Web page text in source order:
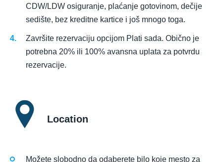
CDW/LDW osiguranje, plaćanje gotovinom, dečije
sedište, bez kreditne kartice i još mnogo toga.
Završite rezervaciju opcijom Plati sada. Obično je
potrebna 20% ili 100% avansna uplata za potvrdu
rezervacije.
Location
Možete slobodno da odaberete bilo koje mesto za